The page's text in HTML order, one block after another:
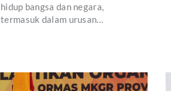
hidup bangsa dan negara,
termasuk dalam urusan…